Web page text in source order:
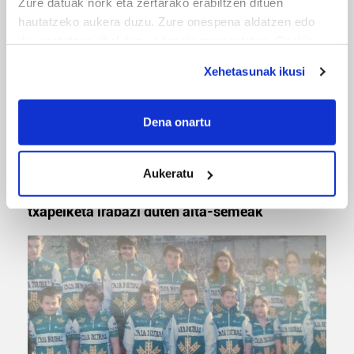
hautatzeko aukera duzu. Zure onespena aldatzen edo
If you allow, we would also like to:
Collect information about your geographical
Identify your device by actively scanning it for
specific characteristics (fingerprinting)
Find out more about how your personal data is processed
and set your preferences in thedetails section.
Guk eta gure bazkideek zure datu pertsonalak
prozesatzen ditugu, zure IP zenbakia, besteak beste,
teknologia erabiliz, cookieak adibidez, iragarki eta eduki
pertsonalizatuak eskaintzeko, iragarkiak eta edukia
neurtzeko, jendeari buruzko informazioa biltzeko eta
Xehetasunak ikusi
Dena onartu
Aukeratu
Euxebio eta Ekaitz Zabala: Zumarragako mus
txapelketa irabazi duten aita-semeak